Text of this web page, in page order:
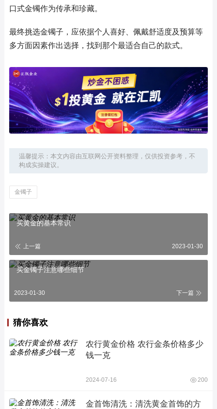
口式金镯作为传承和珍藏。
最终挑选金镯子，应依据个人喜好、佩戴舒适度及预算等
多方面因素作出选择，找到那个最适合自己的款式。
温馨提示：本文内容由互联网公开资料整理，仅供投资参考，不
构成实操建议。
金镯子
买黄金的基本常识
上一篇 2023-01-30
买金镯子注意哪些细节
2023-01-30 下一篇
猜你喜欢
农行黄金价格 农行金条价格多少
钱一克
2024-07-16 200
金首饰清洗：清洗黄金首饰的方